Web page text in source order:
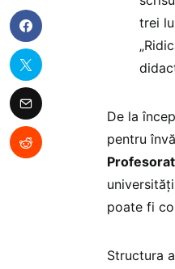
trei
De la
pentru
poate fi
Structura